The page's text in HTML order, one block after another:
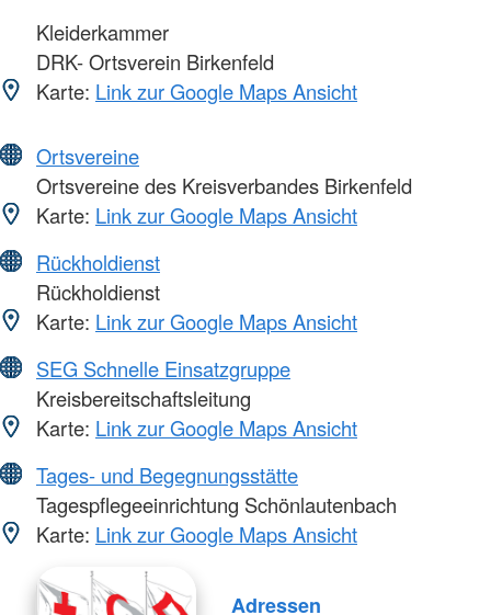
Kleiderkammer
DRK- Ortsverein Birkenfeld
Karte: Link zur Google Maps Ansicht
Ortsvereine
Ortsvereine des Kreisverbandes Birkenfeld
Karte: Link zur Google Maps Ansicht
Rückholdienst
Rückholdienst
Karte: Link zur Google Maps Ansicht
SEG Schnelle Einsatzgruppe
Kreisbereitschaftsleitung
Karte: Link zur Google Maps Ansicht
Tages- und Begegnungsstätte
Tagespflegeeinrichtung Schönlautenbach
Karte: Link zur Google Maps Ansicht
Adressen